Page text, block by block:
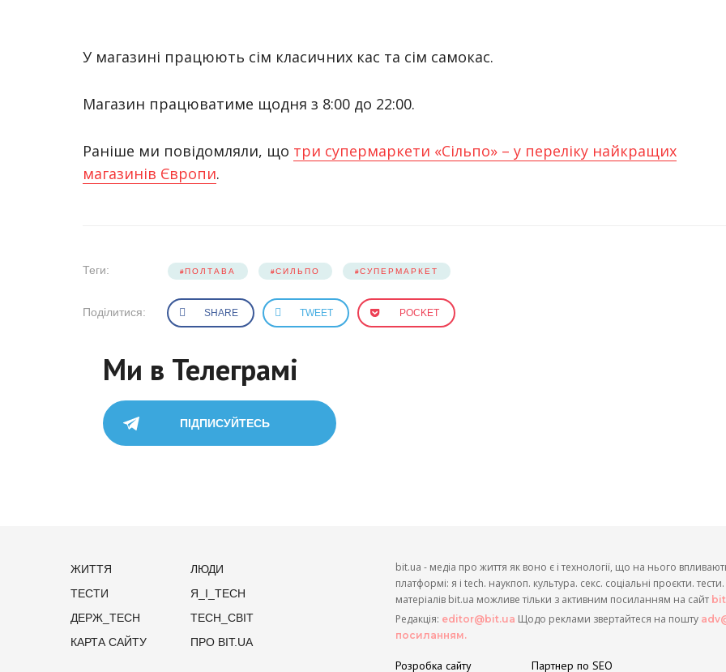
У магазині працюють сім класичних кас та сім самокас.
Магазин працюватиме щодня з 8:00 до 22:00.
Раніше ми повідомляли, що три супермаркети «Сільпо» – у переліку найкращих
магазинів Європи.
Теги: ПОЛТАВА СИЛЬПО СУПЕРМАРКЕТ
Поділитися: SHARE TWEET POCKET
Ми в Телеграмі
ПІДПИСУЙТЕСЬ
ЖИТТЯ
ЛЮДИ
ТЕСТИ
Я_І_TECH
ДЕРЖ_TECH
TECH_СВІТ
КАРТА САЙТУ
ПРО BIT.UA
bit.ua - медіа про життя як воно є і технології, що на нього
платформі: я і tech. наукпоп. культура. секс. соціальні проєкти.
матеріалів bit.ua можливе тільки з активним посиланням на сайт
Редакція: editor@bit.ua Щодо реклами звертайтеся на пошту
посиланням.
Розробка сайту Партнер по SEO